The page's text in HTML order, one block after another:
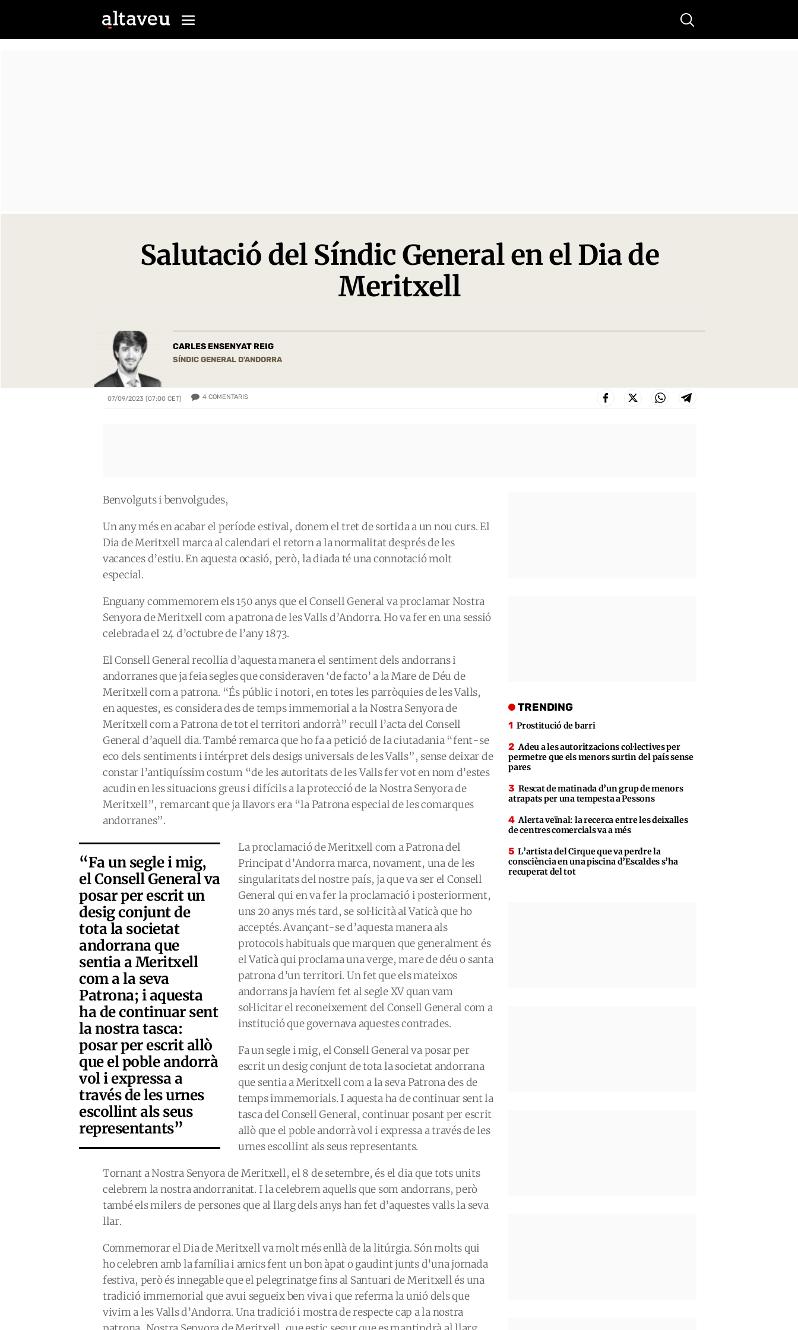
Buscar
Salutació del Síndic General en el Dia de
Meritxell
CARLES ENSENYAT REIG
SÍNDIC GENERAL D'ANDORRA
07/09/2023 (07:00 CET) 4 COMENTARIS
Benvolguts i benvolgudes,
Un any més en acabar el període estival, donem el tret de sortida a un nou curs. El
Dia de Meritxell marca al calendari el retorn a la normalitat després de les
vacances d’estiu. En aquesta ocasió, però, la diada té una connotació molt
especial.
Enguany commemorem els 150 anys que el Consell General va proclamar Nostra
Senyora de Meritxell com a patrona de les Valls d’Andorra. Ho va fer en una sessió
celebrada el 24 d’octubre de l’any 1873.
El Consell General recollia d’aquesta manera el sentiment dels andorrans i
andorranes que ja feia segles que consideraven ‘de facto’ a la Mare de Déu de
Meritxell com a patrona. “És públic i notori, en totes les parròquies de les Valls,
en aquestes, es considera des de temps immemorial a la Nostra Senyora de
Meritxell com a Patrona de tot el territori andorrà” recull l’acta del Consell
General d’aquell dia. També remarca que ho fa a petició de la ciutadania “fent-se
eco dels sentiments i intérpret dels desigs universals de les Valls”, sense deixar de
constar l’antiquíssim costum “de les autoritats de les Valls fer vot en nom d’estes
acudin en les situacions greus i difícils a la protecció de la Nostra Senyora de
Meritxell”, remarcant que ja llavors era “la Patrona especial de les comarques
andorranes”.
“Fa un segle i mig,
el Consell General va
posar per escrit un
desig conjunt de
tota la societat
andorrana que
sentia a Meritxell
com a la seva
Patrona; i aquesta
ha de continuar sent
la nostra tasca:
posar per escrit allò
que el poble andorrà
vol i expressa a
través de les urnes
escollint als seus
representants”
La proclamació de Meritxell com a Patrona del
Principat d’Andorra marca, novament, una de les
singularitats del nostre país, ja que va ser el Consell
General qui en va fer la proclamació i posteriorment,
uns 20 anys més tard, se sol·licità al Vaticà que ho
acceptés. Avançant-se d’aquesta manera als
protocols habituals que marquen que generalment és
el Vaticà qui proclama una verge, mare de déu o santa
patrona d’un territori. Un fet que els mateixos
andorrans ja havíem fet al segle XV quan vam
sol·licitar el reconeixement del Consell General com a
institució que governava aquestes contrades.
Fa un segle i mig, el Consell General va posar per
escrit un desig conjunt de tota la societat andorrana
que sentia a Meritxell com a la seva Patrona des de
temps immemorials. I aquesta ha de continuar sent la
tasca del Consell General, continuar posant per escrit
allò que el poble andorrà vol i expressa a través de les
urnes escollint als seus representants.
Tornant a Nostra Senyora de Meritxell, el 8 de setembre, és el dia que tots units
celebrem la nostra andorranitat. I la celebrem aquells que som andorrans, però
també els milers de persones que al llarg dels anys han fet d’aquestes valls la seva
llar.
Commemorar el Dia de Meritxell va molt més enllà de la litúrgia. Són molts qui
ho celebren amb la família i amics fent un bon àpat o gaudint junts d’una jornada
festiva, però és innegable que el pelegrinatge fins al Santuari de Meritxell és una
tradició immemorial que avui segueix ben viva i que referma la unió dels que
vivim a les Valls d’Andorra. Una tradició i mostra de respecte cap a la nostra
TRENDING
Prostitució de barri
Adeu a les autoritzacions col·lectives per
permetre que els menors surtin del país sense
pares
Rescat de matinada d’un grup de menors
atrapats per una tempesta a Pessons
Alerta veïnal: la recerca entre les deixalles
de centres comercials va a més
L’artista del Cirque que va perdre la
consciència en una piscina d’Escaldes s’ha
recuperat del tot